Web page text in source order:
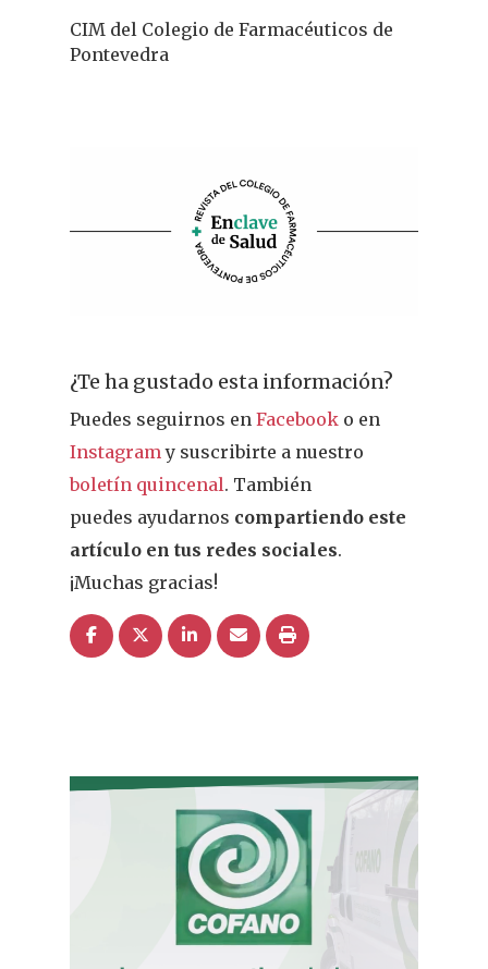
CIM del Colegio de Farmacéuticos de
Pontevedra
¿Te ha gustado esta información?
Puedes seguirnos enFacebook o en
Instagram y suscribirte a nuestro
boletín quincenal. También
puedes ayudarnos compartiendo este
artículo en tus redes sociales.
¡Muchas gracias!
Fitoterapia
Suscribirme